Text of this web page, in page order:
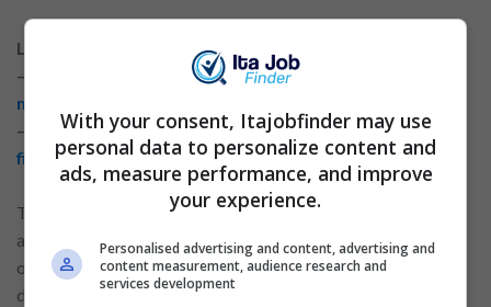
Leggi altri articoli correlati:
–
Consigli pratici per gestire la tua carta virtuale in
modo sicuro e con controllo finanziario
–
Prestito personale: consigli per prendere decisioni
finanziarie sicure
Tenendo allineati i controlli interni con i registri contabili, si
assicura trasparenza, mitigazione dei rischi e credibilità
operativa. Inoltre, un flusso informativo continuo tra i
dipartimenti ottimizza la pianificazione finanziaria e offre
With your consent, Itajobfinder may use
personal data to personalize content and
ads, measure performance, and improve
your experience.
Personalised advertising and content, advertising and
content measurement, audience research and
services development